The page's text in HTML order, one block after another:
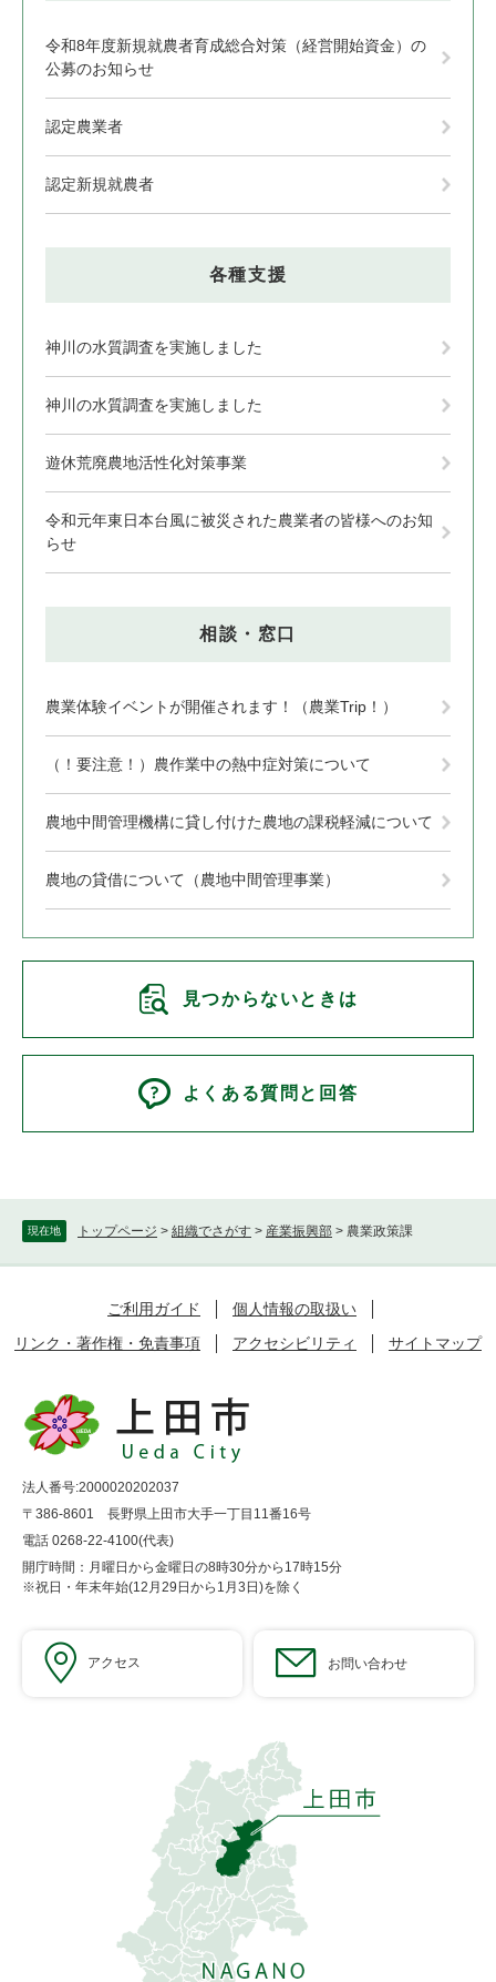
現在地 トップページ > 組織でさがす > 産業振興部 > 農業政策課
令和8年度新規就農者育成総合対策（経営開始資金）の
公募のお知らせ
認定農業者
認定新規就農者
各種支援
神川の水質調査を実施しました
神川の水質調査を実施しました
遊休荒廃農地活性化対策事業
令和元年東日本台風に被災された農業者の皆様へのお知
らせ
相談・窓口
農業体験イベントが開催されます！（農業Trip！）
（！要注意！）農作業中の熱中症対策について
農地中間管理機構に貸し付けた農地の課税軽減について
農地の貸借について（農地中間管理事業）
見つからないときは
よくある質問と回答
ご利用ガイド
個人情報の取扱い
リンク・著作権・免責事項
アクセシビリティ サイトマップ
法人番号:2000020202037
〒386-8601 長野県上田市大手一丁目11番16号
電話 0268-22-4100(代表)
開庁時間：月曜日から金曜日の8時30分から17時15分
※祝日・年末年始(12月29日から1月3日)を除く
アクセス お問い合わせ